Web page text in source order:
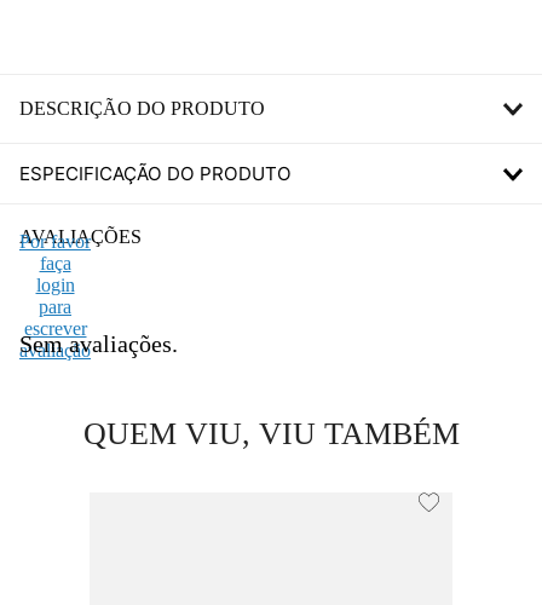
DESCRIÇÃO DO PRODUTO
ESPECIFICAÇÃO DO PRODUTO
AVALIAÇÕES
Por favor
faça
login
para
escrever
avaliação
Sem avaliações.
QUEM VIU, VIU TAMBÉM